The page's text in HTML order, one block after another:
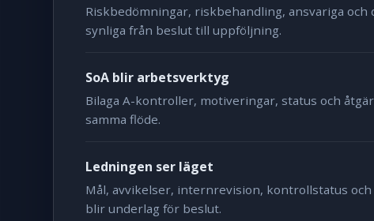
Riskbedömningar, riskbehandling, ansvariga och
synliga från beslut till uppföljning.
SoA blir arbetsverktyg
Bilaga A-kontroller, motiveringar, status och
samma flöde.
Ledningen ser läget
Mål, avvikelser, internrevision, kontrollstatus
blir underlag för beslut.